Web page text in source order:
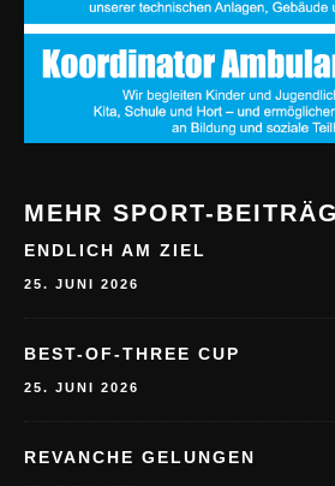
MEHR SPORT-
ENDLICH AM ZIEL
25. JUNI 2026
BEST-OF-THREE CUP
25. JUNI 2026
REVANCHE GELUNGEN